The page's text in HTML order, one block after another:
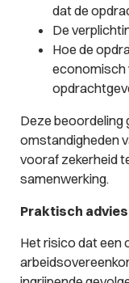
dat de
De
Hoe de
economisch
Deze beoordeling
omstandigheden
vooraf zekerheid
samenwerking.
Praktisch
Het risico dat een